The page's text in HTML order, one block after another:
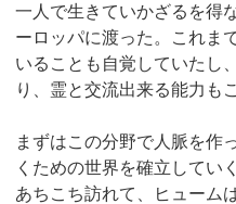
一人で生きていかざるを得
ーロッパに渡った。これま
いることも自覚していたし
り、霊と交流出来る能力も
まずはこの分野で人脈を作
くための世界を確立してい
あちこち訪れて、ヒューム